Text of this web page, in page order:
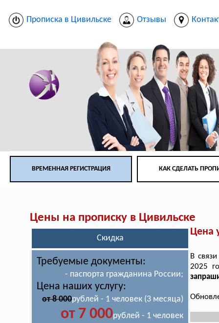
Прописка в Цивильске Отзывы
ВРЕМЕННАЯ РЕГИСТРАЦИЯ КАК СДЕЛАТЬ
Цены на прописку в Цивильске
Скидка
Требуемые документы:
- паспорта гражданина России;
Цена наших услугу:
от 8 000рублей - 1 человек (3 месяца)
от 7 000рублей - 1 человек
Цена
В
2025